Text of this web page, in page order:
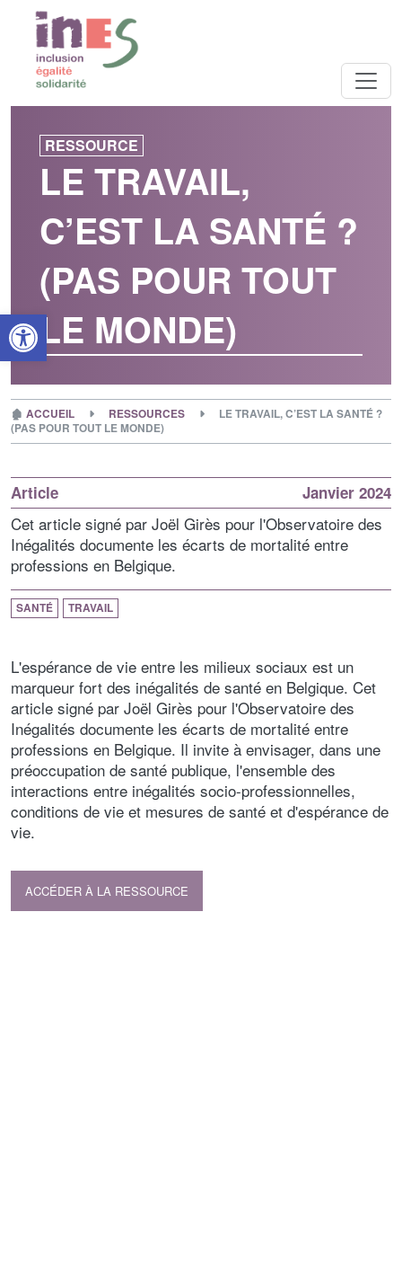
Open toolbar
RESSOURCE
LE TRAVAIL,
C’EST LA SANTÉ ?
(PAS POUR TOUT
LE MONDE)
🏚 ACCUEIL RESSOURCES
LE TRAVAIL, C’EST LA SANTÉ ?
(PAS POUR TOUT LE MONDE)
Article Janvier 2024
Cet article signé par Joël Girès pour l'Observatoire des
Inégalités documente les écarts de mortalité entre
professions en Belgique.
SANTÉ TRAVAIL
L'espérance de vie entre les milieux sociaux est un
marqueur fort des inégalités de santé en Belgique. Cet
article signé par Joël Girès pour l'Observatoire des
Inégalités documente les écarts de mortalité entre
professions en Belgique. Il invite à envisager, dans une
préoccupation de santé publique, l'ensemble des
interactions entre inégalités socio-professionnelles,
conditions de vie et mesures de santé et d'espérance de
vie.
ACCÉDER À LA RESSOURCE